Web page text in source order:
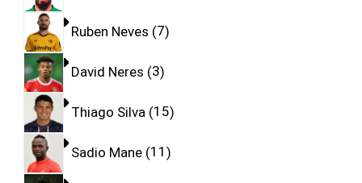
Ruben Neves 7
David Neres 3
Thiago Silva 15
Sadio Mane 11